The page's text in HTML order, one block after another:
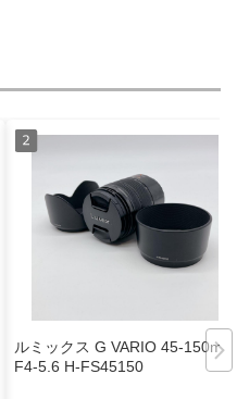
ルミックス G VARIO 45-150mm
F4-5.6 H-FS45150